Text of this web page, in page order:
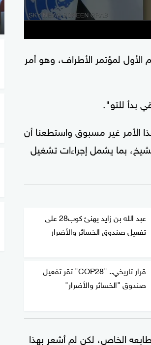
لمؤتمر الأطراف، وهو أمر
بدأ للتو".
الأمر غير مسبوق واستطعنا أن
بما يشمل إجراءات تشغيل
عبد الله بن زايد يهنئ كوب28 على
تفعيل صندوق الخسائر والأضرار
قرار تاريخي.. "COP28" تقر تفعيل
صندوق "الخسائر والأضرار"
له طابعه الخاص، لكن لم أشعر بهذا